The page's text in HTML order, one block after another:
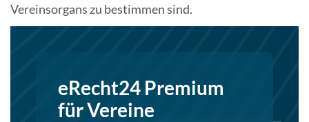
Vereinsorgans zu bestimmen sind.
eRecht24 Premium
für Vereine